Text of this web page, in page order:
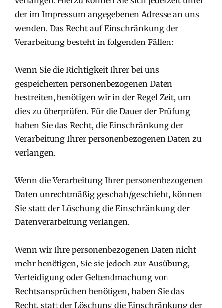
der im Impressum angegebenen Adresse an uns
wenden. Das Recht auf Einschränkung der
Verarbeitung besteht in folgenden Fällen:
Wenn Sie die Richtigkeit Ihrer bei uns
gespeicherten personenbezogenen Daten
bestreiten, benötigen wir in der Regel Zeit, um
dies zu überprüfen. Für die Dauer der Prüfung
haben Sie das Recht, die Einschränkung der
Verarbeitung Ihrer personenbezogenen Daten zu
verlangen.
Wenn die Verarbeitung Ihrer personenbezogenen
Daten unrechtmäßig geschah/geschieht, können
Sie statt der Löschung die Einschränkung der
Datenverarbeitung verlangen.
Wenn wir Ihre personenbezogenen Daten nicht
mehr benötigen, Sie sie jedoch zur Ausübung,
Verteidigung oder Geltendmachung von
Rechtsansprüchen benötigen, haben Sie das
Recht, statt der Löschung die Einschränkung der